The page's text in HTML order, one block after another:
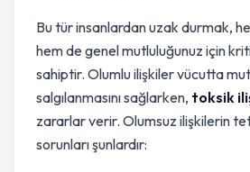
Bu tür insanlardan uzak durmak,
hem de genel mutluluğunuz için
sahiptir. Olumlu ilişkiler vücutta
salgılanmasını sağlarken, toksik
zararlar verir. Olumsuz ilişkilerin
sorunları şunlardır: